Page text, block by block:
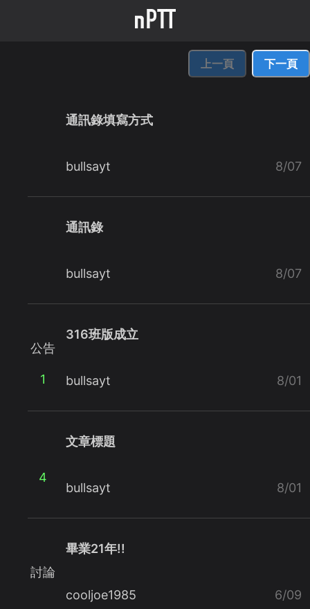
上一頁 下一頁
通訊錄填寫方式
bullsayt 8/07
通訊錄
bullsayt 8/07
公告
1
316班版成立
bullsayt 8/01
4
文章標題
bullsayt 8/01
討論
畢業21年!!
cooljoe1985 6/09